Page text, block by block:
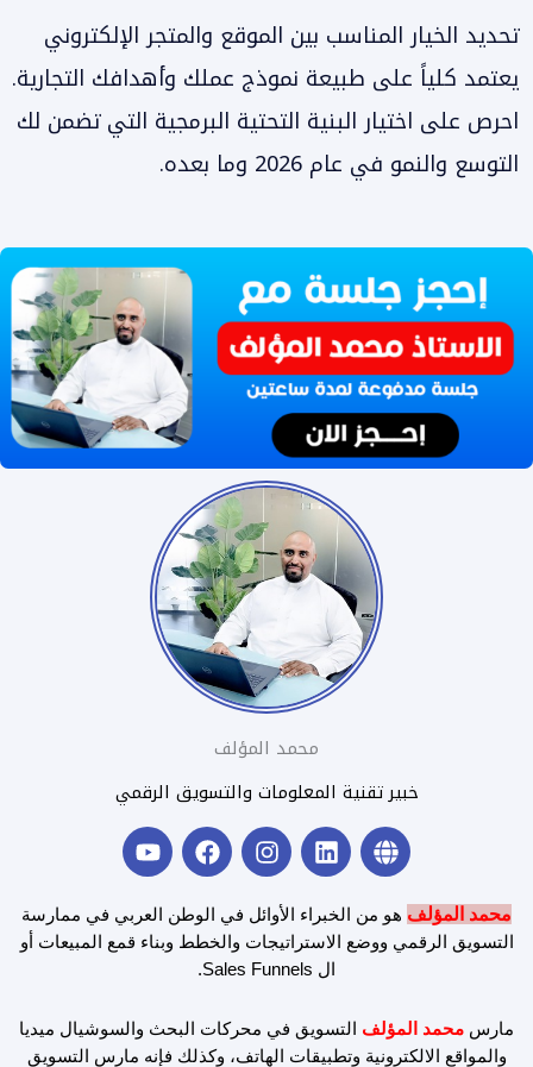
تحديد الخيار المناسب بين الموقع والمتجر الإلكتروني
يعتمد كلياً على طبيعة نموذج عملك وأهدافك التجارية.
احرص على اختيار البنية التحتية البرمجية التي تضمن لك
التوسع والنمو في عام 2026 وما بعده.
محمد المؤلف
خبير تقنية المعلومات والتسويق الرقمي
G
l
b
e
L
i
k
e
d
i
I
n
t
a
g
m
F
a
e
b
o
Y
o
t
u
محمد المؤلف هو من الخبراء الأوائل في الوطن العربي في ممارسة
التسويق الرقمي ووضع الاستراتيجات والخطط وبناء قمع المبيعات أو
ال Sales Funnels.
مارس محمد المؤلف التسويق في محركات البحث والسوشيال ميديا
والمواقع الالكترونية وتطبيقات الهاتف، وكذلك فإنه مارس التسويق